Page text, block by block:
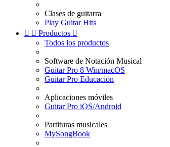
Clases de guitarra
Play Guitar Hits
  Productos 
Todos los productos
Software de Notación Musical
Guitar Pro 8 Win/macOS
Guitar Pro Educación
Aplicaciones móviles
Guitar Pro iOS/Android
Partituras musicales
MySongBook